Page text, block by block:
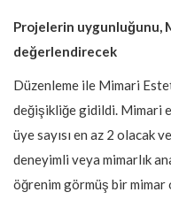
Projelerin uygunluğunu,
değerlendirecek
Düzenleme ile Mimari
değişikliğe gidildi. Mimari
üye sayısı en az 2 olacak
deneyimli veya mimarlık
öğrenim görmüş bir mimar